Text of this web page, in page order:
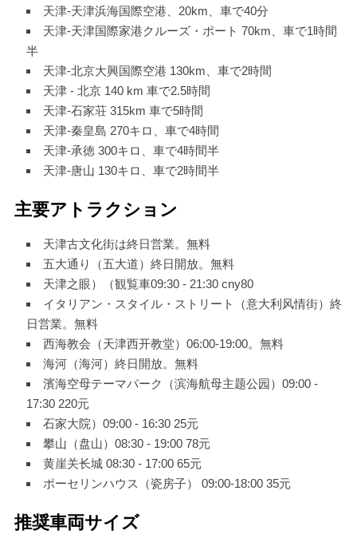
天津-天津浜海国際空港、20km、車で40分
天津-天津国際家港クルーズ・ポート 70km、車で1時間
半
天津-北京大興国際空港 130km、車で2時間
天津 - 北京 140 km 車で2.5時間
天津-石家荘 315km 車で5時間
天津-秦皇島 270キロ、車で4時間
天津-承徳 300キロ、車で4時間半
天津-唐山 130キロ、車で2時間半
主要アトラクション
天津古文化街は終日営業。無料
五大通り（五大道）終日開放。無料
天津之眼）（観覧車09:30 - 21:30 cny80
イタリアン・スタイル・ストリート（意大利风情街）終
日営業。無料
西海教会（天津西开教堂）06:00-19:00。無料
海河（海河）終日開放。無料
濱海空母テーマパーク（滨海航母主题公园）09:00 -
17:30 220元
石家大院）09:00 - 16:30 25元
攀山（盘山）08:30 - 19:00 78元
黄崖关长城 08:30 - 17:00 65元
ポーセリンハウス（瓷房子） 09:00-18:00 35元
推奨車両サイズ